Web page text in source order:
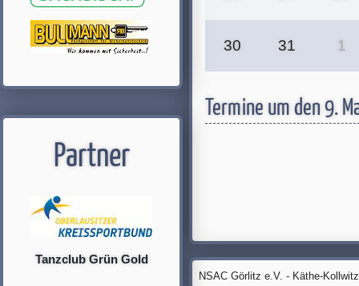
30 31 1
Termine um den 9.
NSAC Görlitz e.V. - Käthe-
Partner
Tanzclub Grün Gold